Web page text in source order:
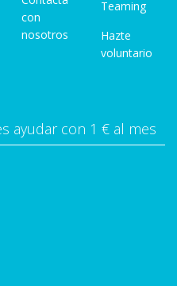
con
nosotros
Teaming
Hazte
voluntario
ayudar con 1 € al mes